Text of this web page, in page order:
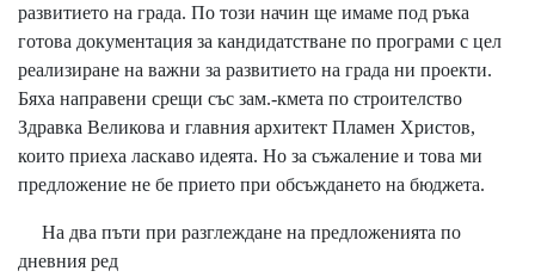
развитието на града. По този начин ще имаме под ръка
готова документация за кандидатстване по програми с цел
реализиране на важни за развитието на града ни проекти.
Бяха направени срещи със зам.-кмета по строителство
Здравка Великова и главния архитект Пламен Христов,
които приеха ласкаво идеята. Но за съжаление и това ми
предложение не бе прието при обсъждането на бюджета.
На два пъти при разглеждане на предложенията по
дневния ред